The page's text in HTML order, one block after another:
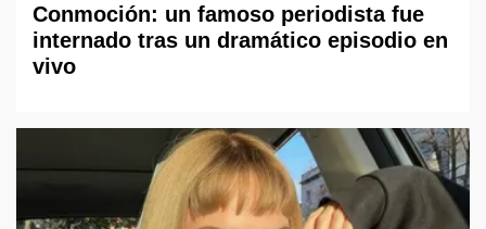
Conmoción: un famoso periodista fue
internado tras un dramático episodio en
vivo